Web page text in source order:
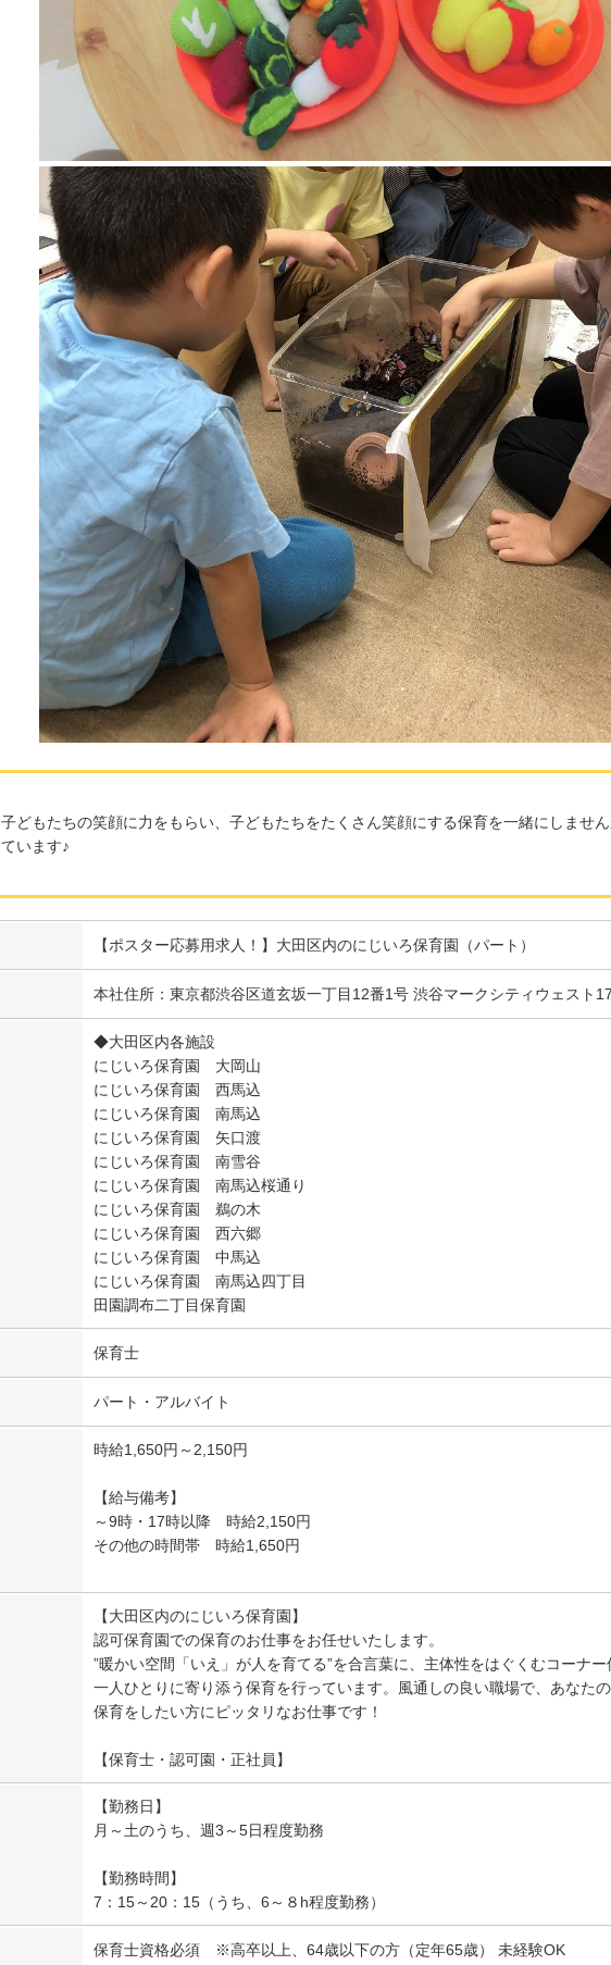
子どもたちの笑顔に力をもらい、子どもたちをたくさん笑顔にする保育を一緒にしませ
ています♪
【ポスター応募用求人！】大田区内のにじいろ保育園（パート）
本社住所：東京都渋谷区道玄坂一丁目12番1号 渋谷マークシティウェスト
◆大田区内各施設
にじいろ保育園 大岡山
にじいろ保育園 西馬込
にじいろ保育園 南馬込
にじいろ保育園 矢口渡
にじいろ保育園 南雪谷
にじいろ保育園 南馬込桜通り
にじいろ保育園 鵜の木
にじいろ保育園 西六郷
にじいろ保育園 中馬込
にじいろ保育園 南馬込四丁目
田園調布二丁目保育園
保育士
パート・アルバイト
時給1,650円～2,150円
【給与備考】
～9時・17時以降 時給2,150円
その他の時間帯 時給1,650円
【大田区内のにじいろ保育園】
認可保育園での保育のお仕事をお任せいたします。
”暖かい空間「いえ」が人を育てる”を合言葉に、主体性をはぐくむコーナ
一人ひとりに寄り添う保育を行っています。風通しの良い職場で、あなた
保育をしたい方にピッタリなお仕事です！
【保育士・認可園・正社員】
【勤務日】
月～土のうち、週3～5日程度勤務
【勤務時間】
7：15～20：15（うち、6～８h程度勤務）
保育士資格必須 ※高卒以上、64歳以下の方（定年65歳） 未経験OK